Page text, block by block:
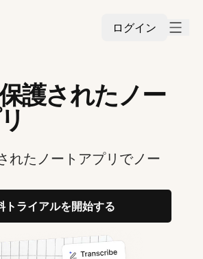
ログイン
護されたノー
れたノートアプリでノー
トライアルを開始する